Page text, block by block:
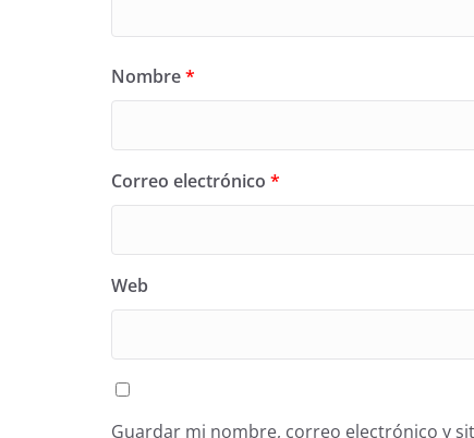
Nombre*
Correo electrónico *
Web
Guardar mi nombre, correo electrónico y